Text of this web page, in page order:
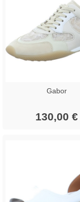
Gabor
130,00 €